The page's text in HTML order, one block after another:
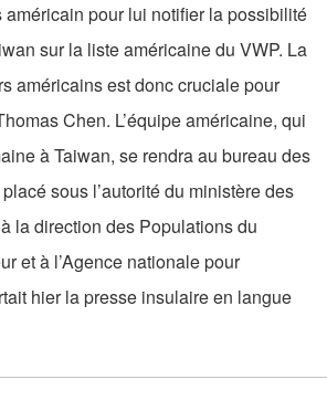
pour lui notifier la possibilité
sur la liste américaine du VWP. La
américains est donc cruciale pour
Chen. L’équipe américaine, qui
à Taiwan, se rendra au bureau des
sous l’autorité du ministère des
la direction des Populations du
et à l’Agence nationale pour
hier la presse insulaire en langue